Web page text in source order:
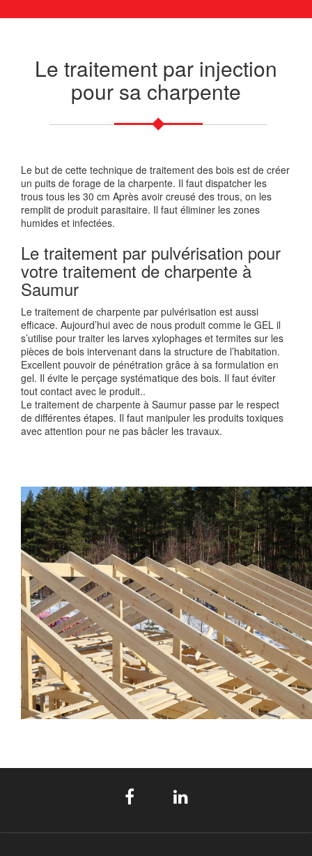
Le traitement par injection
pour sa charpente
Le but de cette technique de traitement des bois est de créer
un puits de forage de la charpente. Il faut dispatcher les
trous tous les 30 cm Après avoir creusé des trous, on les
remplit de produit parasitaire. Il faut éliminer les zones
humides et infectées.
Le traitement par pulvérisation pour
votre traitement de charpente à
Saumur
Le traitement de charpente par pulvérisation est aussi
efficace. Aujourd’hui avec de nous produit comme le GEL il
s’utilise pour traiter les larves xylophages et termites sur les
pièces de bois intervenant dans la structure de l’habitation.
Excellent pouvoir de pénétration grâce à sa formulation en
gel. Il évite le perçage systématique des bois. Il faut éviter
tout contact avec le produit..
Le traitement de charpente à Saumur passe par le respect
de différentes étapes. Il faut manipuler les produits toxiques
avec attention pour ne pas bâcler les travaux.